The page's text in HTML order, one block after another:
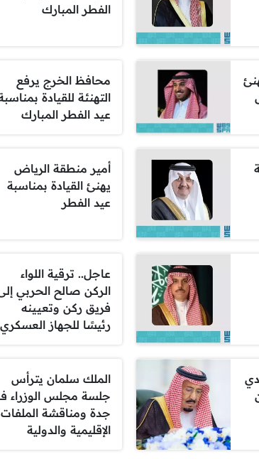
الفطر المبارك
محافظ الخرج يرفع
التهنئة للقيادة
عيد الفطر المبارك
أمير منطقة الرياض
يهنئ القيادة بمناسبة
عيد الفطر
عاجل.. ترقية اللواء
الركن صالح الحربي
فريق ركن وتعيينه
رئيسًا للجهاز العسكري
الملك سلمان يترأس
جلسة مجلس الوزراء
جدة ومناقشة الملفات
الإقليمية والدولية